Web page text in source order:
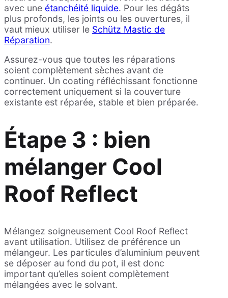
avec une étanchéité liquide. Pour les dégâts
plus profonds, les joints ou les ouvertures, il
vaut mieux utiliser le Schütz Mastic de
Réparation.
Assurez-vous que toutes les réparations
soient complètement sèches avant de
continuer. Un coating réfléchissant fonctionne
correctement uniquement si la couverture
existante est réparée, stable et bien préparée.
Étape 3 : bien
mélanger Cool
Roof Reflect
Mélangez soigneusement Cool Roof Reflect
avant utilisation. Utilisez de préférence un
mélangeur. Les particules d’aluminium peuvent
se déposer au fond du pot, il est donc
important qu’elles soient complètement
mélangées avec le solvant.